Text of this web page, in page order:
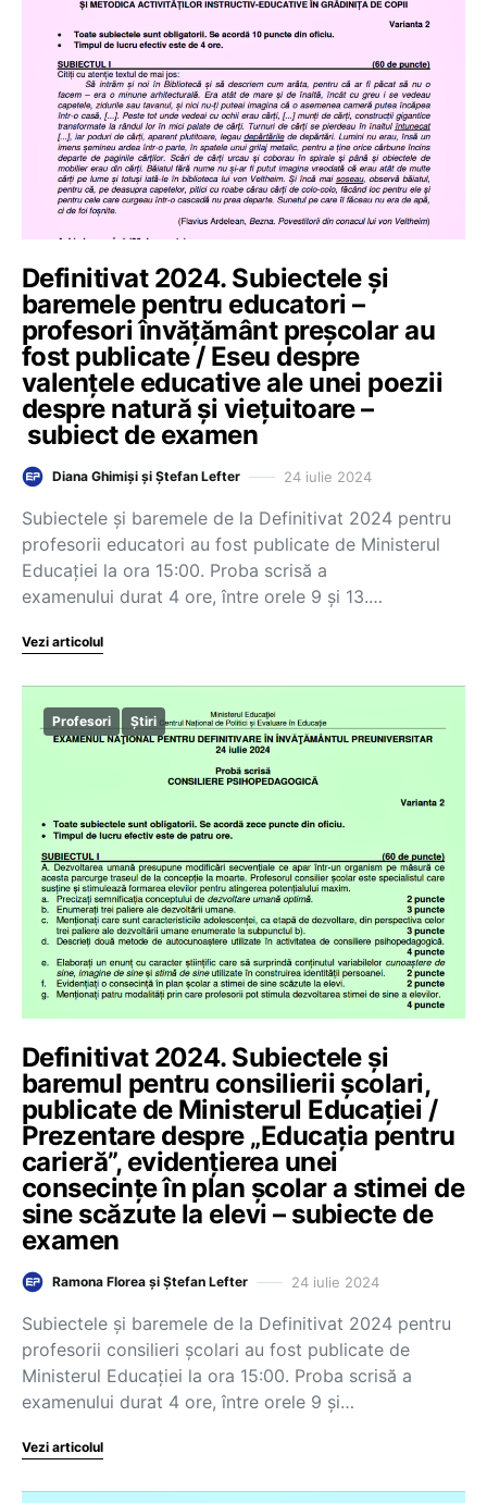
Definitivat 2024. Subiectele și
baremele pentru educatori –
profesori învățământ preșcolar au
fost publicate / Eseu despre
valențele educative ale unei poezii
despre natură și viețuitoare –
subiect de examen
Diana Ghimiși și Ștefan Lefter 24 iulie 2024
Subiectele și baremele de la Definitivat 2024 pentru
profesorii educatori au fost publicate de Ministerul
Educației la ora 15:00. Proba scrisă a
examenului durat 4 ore, între orele 9 și 13.…
Vezi articolul
Profesori Știri
Definitivat 2024. Subiectele și
baremul pentru consilierii școlari,
publicate de Ministerul Educației /
Prezentare despre „Educația pentru
carieră”, evidențierea unei
consecințe în plan școlar a stimei de
sine scăzute la elevi – subiecte de
examen
Ramona Florea și Ștefan Lefter 24 iulie 2024
Subiectele și baremele de la Definitivat 2024 pentru
profesorii consilieri școlari au fost publicate de
Ministerul Educației la ora 15:00. Proba scrisă a
examenului durat 4 ore, între orele 9 și…
Vezi articolul